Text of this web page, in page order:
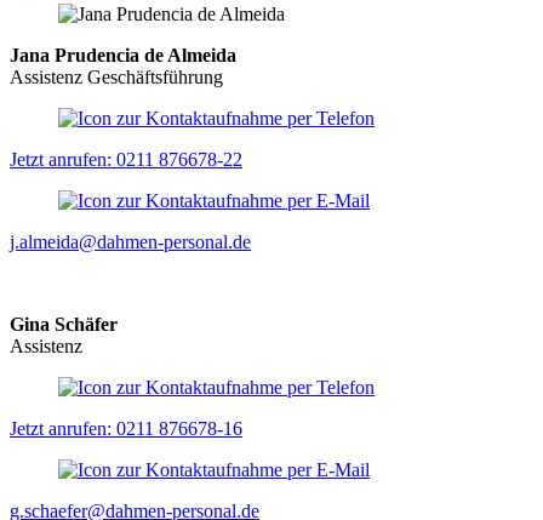
Jana Prudencia de Almeida
Assistenz Geschäftsführung
Jetzt anrufen: 0211 876678-22
j.almeida@dahmen-personal.de
Gina Schäfer
Assistenz
Jetzt anrufen: 0211 876678-16
g.schaefer@dahmen-personal.de